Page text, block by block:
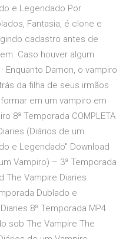
e Legendado Por
Fantasia, é clone e
cadastro antes de
Caso houver algum
Enquanto Damon, o vampiro
da filha de seus irmãos
em um vampiro em
8ª Temporada COMPLETA
(Diários de um
e Legendado" Download
Vampiro) – 3ª Temporada
The Vampire Diaries
Dublado e
8ª Temporada MP4
sob The Vampire The